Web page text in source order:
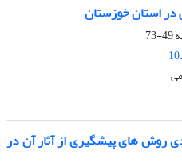
در استان‌ خوزستان‌
49-73
روش های پیشگیری از آثار آن در